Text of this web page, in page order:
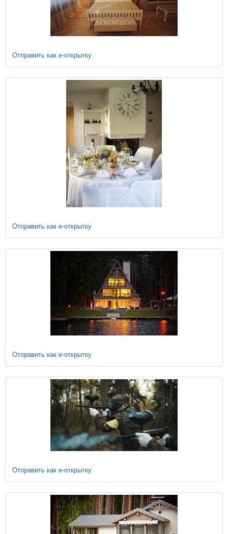
Отправить как е-открытку
Отправить как е-открытку
Отправить как е-открытку
Отправить как е-открытку